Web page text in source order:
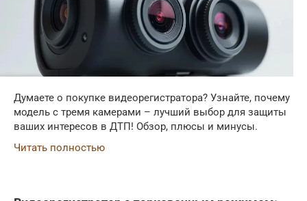
Думаете о покупке видеорегистратора? Узнайте, почему
модель с тремя камерами – лучший выбор для защиты
ваших интересов в ДТП! Обзор, плюсы и минусы.
Читать полностью